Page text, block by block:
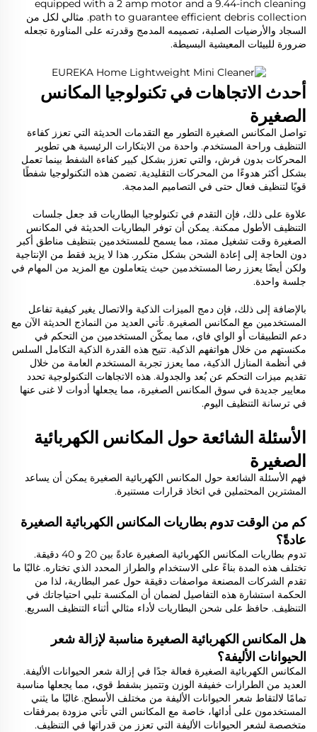
equipped with a 2 amp motor and a 9.44-inch cleaning
path to guarantee efficient debris collection. مثالي لكل من
السجاد والأرضيات الصلبة، تصميمه المدمج وقدرته على المناورة تجعله
ضرورة للبيئات المعيشية البسيطة.
أحدث الاتجاهات في تكنولوجيا المكانس
الصغيرة
تواصل المكانس الصغيرة التطور مع التقدمات الحديثة التي تعزز كفاءة
التنظيف وراحة المستخدم. واحدة من الابتكارات الرئيسية هي تطوير
المحركات بدون فرش، والتي تعزز بشكل كبير كفاءة الشفط بينما تعمل
بشكل أكثر هدوءًا من المحركات التقليدية. تضمن هذه التكنولوجيا شفطًا
قويًا لتنظيف فعال حتى في التصاميم المدمجة.
علاوة على ذلك، فإن التقدم في تكنولوجيا البطاريات قد جعل جلسات
التنظيف الأطول ممكنة. يمكن أن توفر البطاريات الحديثة في المكانس
الصغيرة وقت تشغيل ممتد، مما يسمح للمستخدمين بتنظيف مناطق أكبر
دون الحاجة إلى إعادة الشحن بشكل متكرر. هذا لا يزيد فقط من الإنتاجية
ولكن أيضًا يعزز رضا المستخدمين حيث يتعاملون مع المزيد من المهام في
جلسة واحدة.
بالإضافة إلى ذلك، فإن دمج الميزات الذكية والاتصال يغير كيفية تفاعل
المستخدمين مع المكانس الصغيرة. تأتي العديد من النماذج الحديثة الآن مع
دعم التطبيقات أو الواي فاي، مما يمكّن المستخدمين من التحكم في
مكنستهم من خلال هواتفهم الذكية. تتيح هذه القدرة الذكية التكامل السلس
في أنظمة المنازل الذكية، مما يعزز تجربة المستخدم العامة من خلال
تقديم ميزات التحكم عن بُعد والجدولة. هذه الاتجاهات التكنولوجية تحدد
معايير جديدة في سوق المكانس الصغيرة، مما يجعلها أدوات لا غنى عنها
في ترسانة التنظيف اليوم.
الأسئلة الشائعة حول المكانس الكهربائية
الصغيرة
فهم الأسئلة الشائعة حول المكانس الكهربائية الصغيرة يمكن أن يساعد
المشترين المحتملين في اتخاذ قرارات مستنيرة.
كم من الوقت تدوم بطاريات المكانس الكهربائية الصغيرة
عادةً؟
تدوم بطاريات المكانس الكهربائية الصغيرة عادةً بين 20 و 40 دقيقة.
تختلف هذه المدة بناءً على الاستخدام والطراز المحدد الذي تختاره. غالبًا ما
تقدم الشركات المصنعة مواصفات دقيقة حول عمر البطارية، لذا من
الحكمة استشارة هذه التفاصيل لضمان أن المكنسة تلبي احتياجاتك في
التنظيف. حافظ على شحن البطاريات لأداء مثالي أثناء التنظيف السريع.
هل المكانس الكهربائية الصغيرة مناسبة لإزالة شعر
الحيوانات الأليفة؟
المكانس الكهربائية الصغيرة فعالة جدًا في إزالة شعر الحيوانات الأليفة.
العديد من الطرازات خفيفة الوزن وتتميز بشفط قوي، مما يجعلها مناسبة
تمامًا لالتقاط شعر الحيوانات الأليفة من مختلف الأسطح. غالبًا ما يثني
المستخدمون على أدائها، خاصة مع المكانس التي تأتي مزودة بمرفقات
متخصصة لشعر الحيوانات الأليفة التي تعزز من قدراتها في التنظيف.